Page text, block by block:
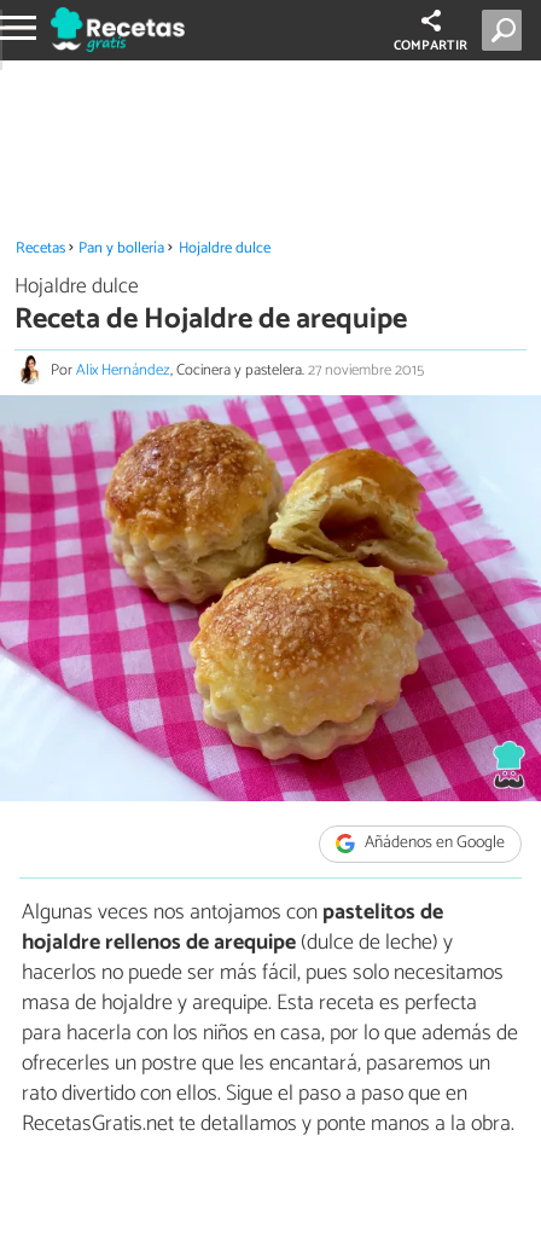
COMPARTIR
Recetas Pan y bollería Hojaldre dulce
Hojaldre dulce
Receta de Hojaldre de arequipe
PorAlix Hernández, Cocinera y pastelera.27 noviembre 2015
Añádenos en Google
Algunas veces nos antojamos conpastelitos de
hojaldre rellenos de arequipe(dulce de leche) y
hacerlos no puede ser más fácil, pues solo necesitamos
masa de hojaldre y arequipe. Esta receta es perfecta
para hacerla con los niños en casa, por lo que además de
ofrecerles un postre que les encantará, pasaremos un
rato divertido con ellos. Sigue el paso a paso que en
RecetasGratis.net te detallamos y ponte manos a la obra.